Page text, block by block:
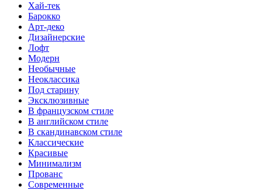
Хай-тек
Барокко
Арт-деко
Дизайнерские
Лофт
Модерн
Необычные
Неоклассика
Под старину
Эксклюзивные
В французском стиле
В английском стиле
В скандинавском стиле
Классические
Красивые
Минимализм
Прованс
Современные